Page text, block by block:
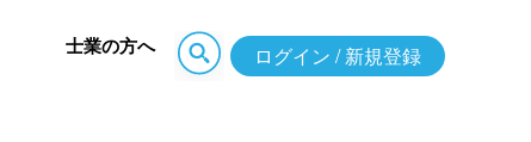
士業の方へ ログイン / 新規登録